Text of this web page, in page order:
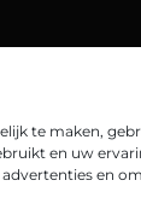
te maken,
en uw
en